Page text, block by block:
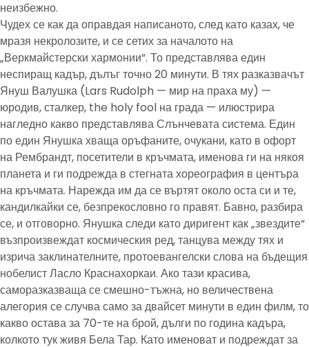
неизбежно.
Чудех се как да оправдая написаното, след като казах, че
мразя некролозите, и се сетих за началото на
„Веркмайстерски хармонии“. То представлява един
неспиращ кадър, дълъг точно 20 минути. В тях разказвачът
Януш Валушка (Lars Rudolph — мир на праха му) —
юродив, сталкер, the holy fool на града — илюстрира
нагледно какво представлява Слънчевата система. Един
по един Янушка хваща оръфаните, очукани, като в офорт
на Рембрандт, посетители в кръчмата, именова ги на някоя
планета и ги подрежда в стегната хореография в центъра
на кръчмата. Нарежда им да се въртят около оста си и те,
кандилкайки се, безпрекословно го правят. Бавно, разбира
се, и отговорно. Янушка следи като диригент как „звездите“
възпроизвеждат космическия ред, танцува между тях и
изрича заклинателните, протоевангелски слова на бъдещия
нобелист Ласло Краснахоркаи. Ако тази красива,
саморазказваща се смешно-тъжна, но величествена
алегория се случва само за двайсет минути в един филм, то
какво остава за 70-те на брой, дълги по година кадъра,
колкото тук живя Бела Тар. Като именоват и подреждат за